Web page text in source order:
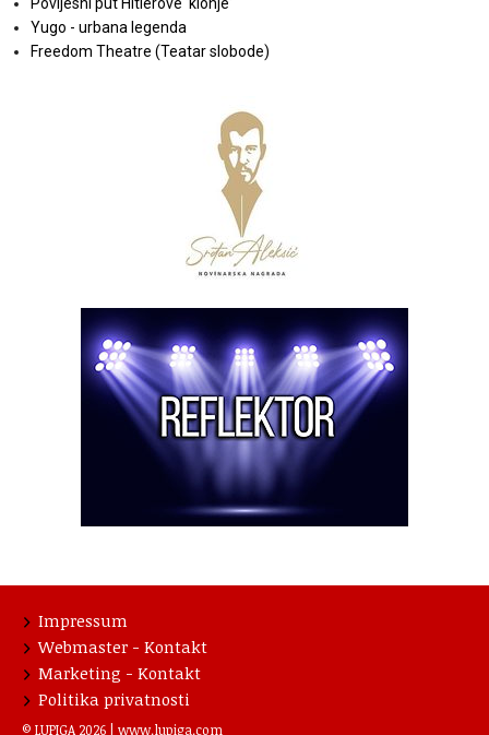
Yugo - urbana legenda
Freedom Theatre (Teatar slobode)
Impressum
Webmaster - Kontakt
Marketing - Kontakt
Politika privatnosti
© LUPIGA 2026 | www.lupiga.com